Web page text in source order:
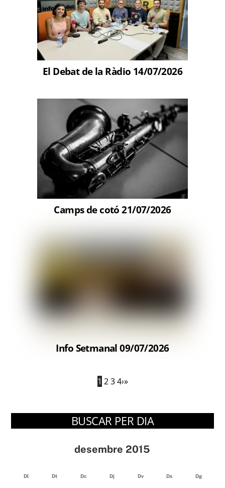
El Debat de la Ràdio 14/07/2026
Camps de cotó 21/07/2026
Info Setmanal 09/07/2026
1 2 3 4›»
BUSCAR PER DIA
desembre 2015
Dl Dt Dc Dj Dv Ds Dg